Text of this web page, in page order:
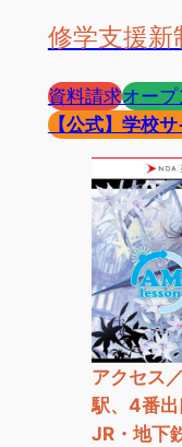
修学支援新
資料請求オー
【公式】 学校
アクセス
駅、4番
JR・地下